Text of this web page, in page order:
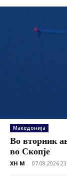
Македонија
Во вторник
во Скопје
XH M - 07.08.2026